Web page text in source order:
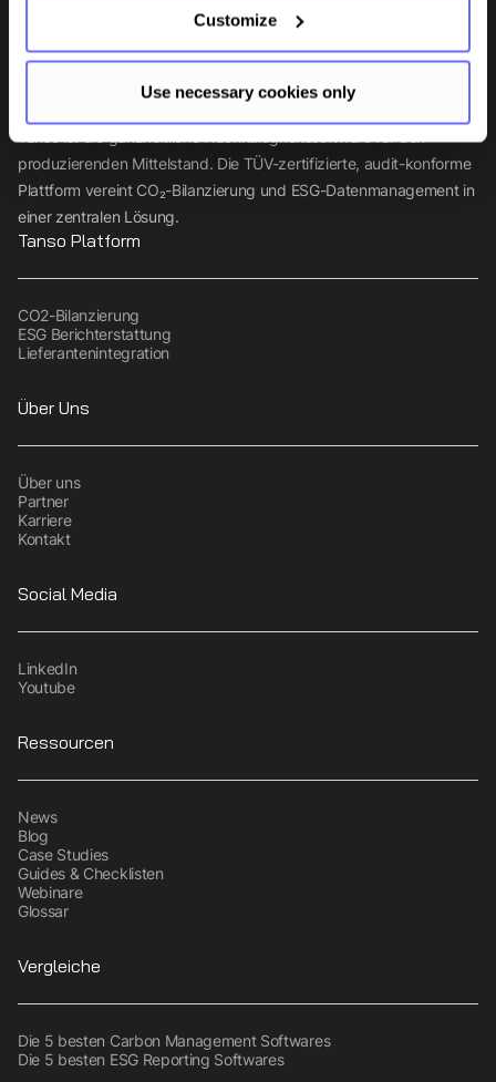
Customize
Use necessary cookies only
Tanso ist die ganzheitliche Nachhaltigkeitssoftware für den
produzierenden Mittelstand. Die TÜV-zertifizierte, audit-konforme
Plattform vereint CO₂-Bilanzierung und ESG-Datenmanagement in
einer zentralen Lösung.
Tanso Platform
CO2-Bilanzierung
ESG Berichterstattung
Lieferantenintegration
Über Uns
Über uns
Partner
Karriere
Kontakt
Social Media
LinkedIn
Youtube
Ressourcen
News
Blog
Case Studies
Guides & Checklisten
Webinare
Glossar
Vergleiche
Die 5 besten Carbon Management Softwares
Die 5 besten ESG Reporting Softwares